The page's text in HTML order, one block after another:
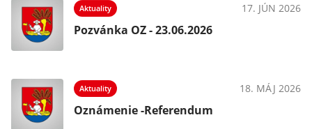
Aktuality 17. JÚN 2026
Pozvánka OZ - 23.06.2026
Aktuality 18. MÁJ 2026
Oznámenie -Referendum